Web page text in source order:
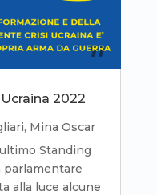
2022
, Mina Oscar
Standing
parlamentare
alla luce alcune